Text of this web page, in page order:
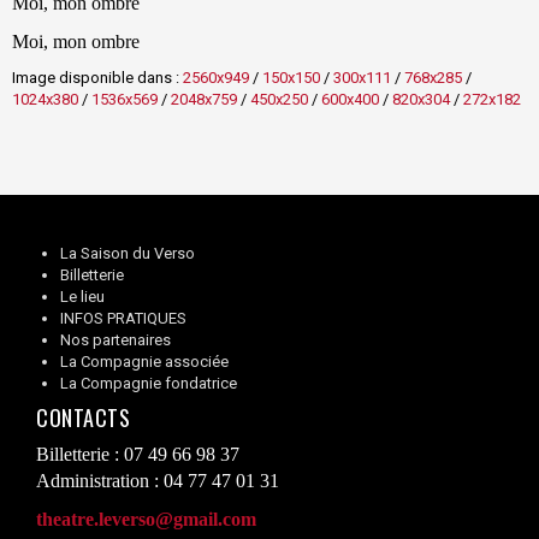
Moi, mon ombre
Image disponible dans : 2560x949 / 150x150 / 300x111 / 768x285 /
1024x380 / 1536x569 / 2048x759 / 450x250 / 600x400 / 820x304/ 272x182
La Saison du Verso
Billetterie
Le lieu
INFOS PRATIQUES
Nos partenaires
La Compagnie associée
La Compagnie fondatrice
CONTACTS
Billetterie : 07 49 66 98 37
Administration : 04 77 47 01 31
theatre.leverso@gmail.com